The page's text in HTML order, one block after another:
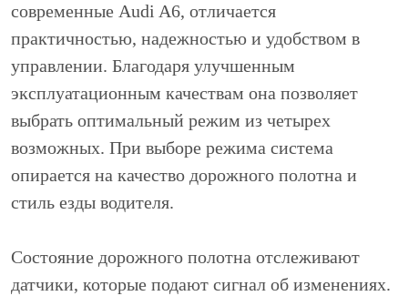
современные Audi A6, отличается
практичностью, надежностью и удобством в
управлении. Благодаря улучшенным
эксплуатационным качествам она позволяет
выбрать оптимальный режим из четырех
возможных. При выборе режима система
опирается на качество дорожного полотна и
стиль езды водителя.
Состояние дорожного полотна отслеживают
датчики, которые подают сигнал об изменениях.